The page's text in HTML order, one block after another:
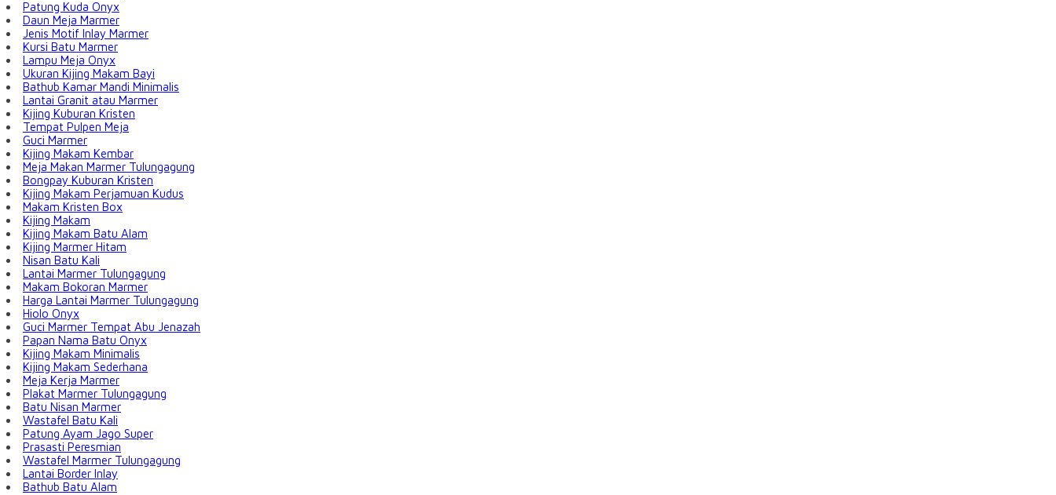
Patung Kuda Onyx
Daun Meja Marmer
Jenis Motif Inlay Marmer
Kursi Batu Marmer
Lampu Meja Onyx
Ukuran Kijing Makam Bayi
Bathub Kamar Mandi Minimalis
Lantai Granit atau Marmer
Kijing Kuburan Kristen
Tempat Pulpen Meja
Guci Marmer
Kijing Makam Kembar
Meja Makan Marmer Tulungagung
Bongpay Kuburan Kristen
Kijing Makam Perjamuan Kudus
Makam Kristen Box
Kijing Makam
Kijing Makam Batu Alam
Kijing Marmer Hitam
Nisan Batu Kali
Lantai Marmer Tulungagung
Makam Bokoran Marmer
Harga Lantai Marmer Tulungagung
Hiolo Onyx
Guci Marmer Tempat Abu Jenazah
Papan Nama Batu Onyx
Kijing Makam Minimalis
Kijing Makam Sederhana
Meja Kerja Marmer
Plakat Marmer Tulungagung
Batu Nisan Marmer
Wastafel Batu Kali
Patung Ayam Jago Super
Prasasti Peresmian
Wastafel Marmer Tulungagung
Lantai Border Inlay
Bathub Batu Alam